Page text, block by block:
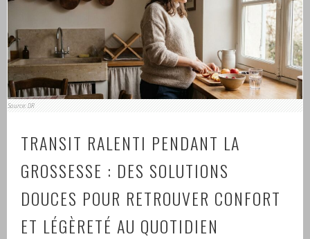
Source: DR
TRANSIT RALENTI PENDANT LA
GROSSESSE : DES SOLUTIONS
DOUCES POUR RETROUVER CONFORT
ET LÉGÈRETÉ AU QUOTIDIEN